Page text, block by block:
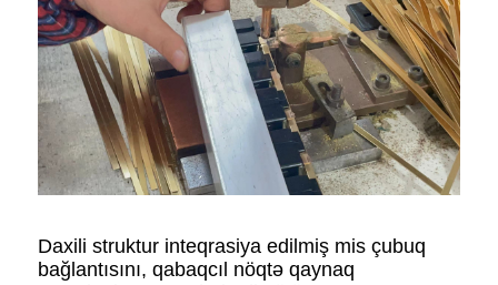
Daxili struktur inteqrasiya edilmiş mis çubuq
bağlantısını, qabaqcıl nöqtə qaynaq